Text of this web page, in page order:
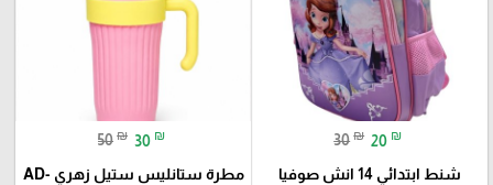
30 ₪ 20 ₪
شنط ابتدائي 14 انش صوفيا
50 ₪ 30 ₪
مطرة ستانليس ستيل زهري AD-